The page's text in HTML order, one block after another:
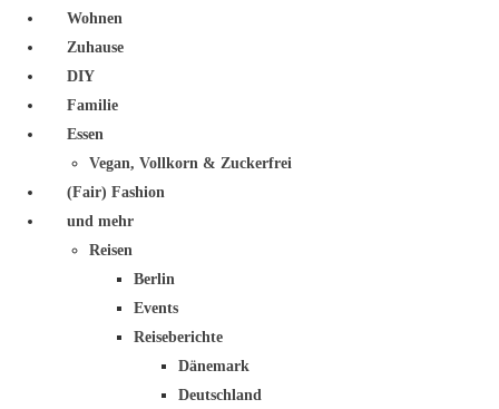
Wohnen
Zuhause
DIY
Familie
Essen
Vegan, Vollkorn & Zuckerfrei
(Fair) Fashion
und mehr
Reisen
Berlin
Events
Reiseberichte
Dänemark
Deutschland